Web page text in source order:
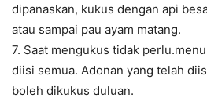
dipanaskan, kukus dengan api
atau sampai pau ayam matang.
7. Saat mengukus tidak
diisi semua. Adonan yang telah
boleh dikukus duluan.